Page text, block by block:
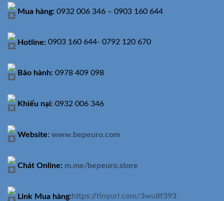
Mua hàng: 0932 006 346 – 0903 160 644
Hotline: 0903 160 644- 0792 120 670
Bảo hành: 0978 409 098
Khiếu nại: 0932 006 346
Website: www.bepeuro.com
Chát Online: m.me/bepeuro.store
Link Mua hàng:https://tinyurl.com/3wu8f393